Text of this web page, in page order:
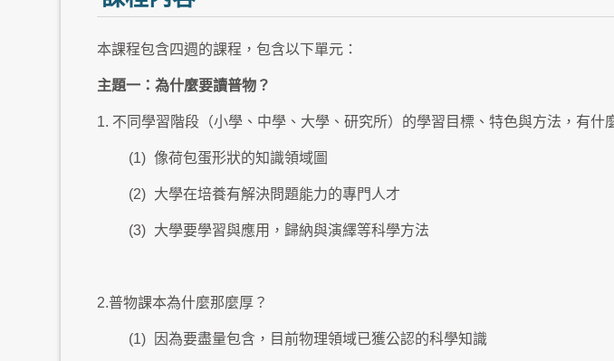
本課程包含四週的課程，包含以下單元：
主題一：為什麼要讀普物？
1. 不同學習階段（小學、中學、大學、研究所）的學習目標、特色與方法，有什
(1) 像荷包蛋形狀的知識領域圖
(2) 大學在培養有解決問題能力的專門人才
(3) 大學要學習與應用，歸納與演繹等科學方法
2.普物課本為什麼那麼厚？
(1) 因為要盡量包含，目前物理領域已獲公認的科學知識